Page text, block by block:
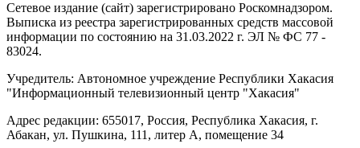
Сетевое издание (сайт) зарегистрировано Роскомнадзором.
Выписка из реестра зарегистрированных средств массовой
информации по состоянию на 31.03.2022 г. ЭЛ № ФС 77 -
83024.
Учредитель: Автономное учреждение Республики Хакасия
"Информационный телевизионный центр "Хакасия"
Адрес редакции: 655017, Россия, Республика Хакасия, г.
Абакан, ул. Пушкина, 111, литер А, помещение 34